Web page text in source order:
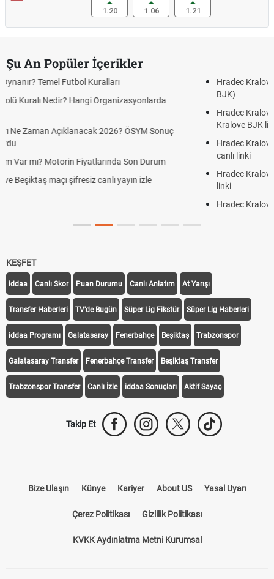
1.20
1.06
1.21
Şu An Popüler İçerikler
Hradec Kralove Beşiktaş CANLI İZLE ŞİFRESİZ (Hradec Kralove
Hradec Kralove Beşiktaş maçı şifresiz S Sport Plus izle, Hradec
Hradec Kralove Beşiktaş ücretsiz izle, Hradec Kralove BJK maçı
Hradec Kralove - Beşiktaş maçı şifresiz izle canlı S Sport Plus
linki
Hradec Kralove - Beşiktaş maçı şifresiz izle canlı tv100 linki
KEŞFET
iddaa Canlı Skor Puan Durumu Canlı Anlatım At Yarışı
Transfer Haberleri TV'de Bugün Süper Lig Fikstür Süper Lig Haberleri
iddaa Programı Galatasaray Fenerbahçe Beşiktaş Trabzonspor
Galatasaray Transfer Fenerbahçe Transfer Beşiktaş Transfer
Trabzonspor Transfer Canlı İzle iddaa Sonuçları Aktif Sayaç
Takip Et
Bize Ulaşın Künye Kariyer About US Yasal Uyarı
Çerez Politikası Gizlilik Politikası
KVKK Aydınlatma Metni Kurumsal